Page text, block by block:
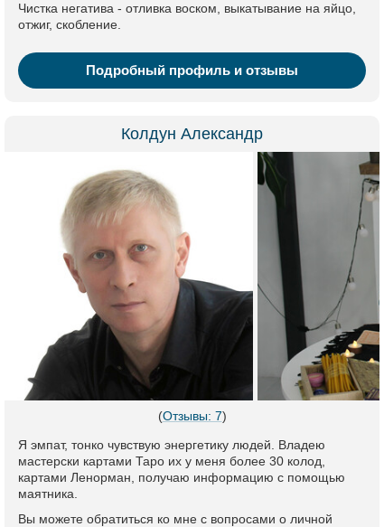
Чистка негатива - отливка воском, выкатывание на яйцо,
отжиг, скобление.
Подробный профиль и отзывы
Колдун Александр
(Отзывы: 7)
Я эмпат, тонко чувствую энергетику людей. Владею
мастерски картами Таро их у меня более 30 колод,
картами Ленорман, получаю информацию с помощью
маятника.
Вы можете обратиться ко мне с вопросами о личной